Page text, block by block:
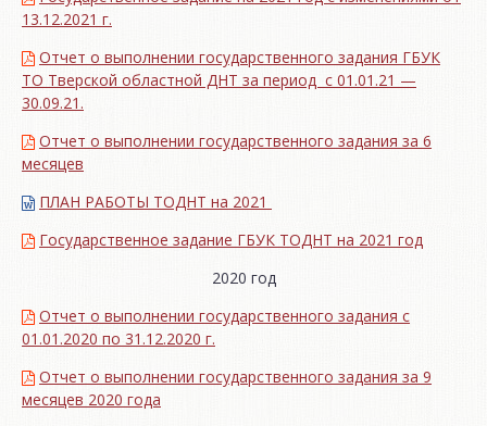
13.12.2021 г.
Отчет о выполнении государственного задания ГБУК
ТО Тверской областной ДНТ за период с 01.01.21 —
30.09.21.
Отчет о выполнении государственного задания за 6
месяцев
ПЛАН РАБОТЫ ТОДНТ на 2021
Государственное задание ГБУК ТОДНТ на 2021 год
2020 год
Отчет о выполнении государственного задания с
01.01.2020 по 31.12.2020 г.
Отчет о выполнении государственного задания за 9
месяцев 2020 года